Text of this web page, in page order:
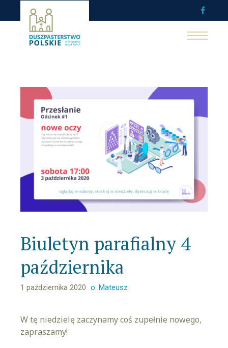
Biuletyn parafialny 4
października
1 października 2020 o. Mateusz
W tę niedzielę zaczynamy coś zupełnie nowego,
zapraszamy!